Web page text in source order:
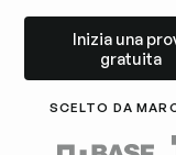
Inizia una
gratuita
SCELTO DA